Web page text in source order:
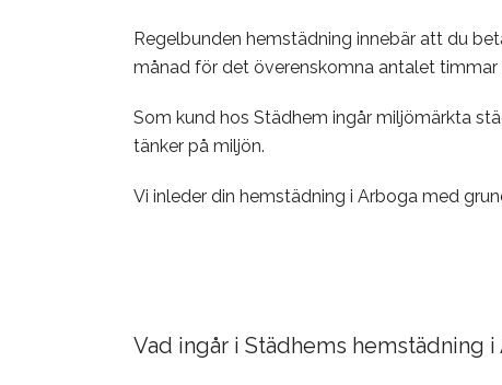
Regelbunden hemstädning innebär att du
månad för det överenskomna antalet
Som kund hos Städhem ingår miljömärkta
tänker på miljön.
Vi inleder din hemstädning i Arboga med
Vad ingår i Städhems hemstädning i